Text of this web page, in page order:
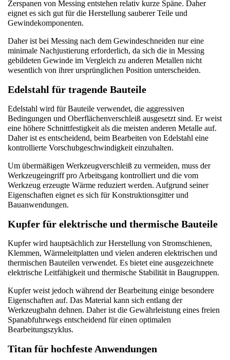
Zerspanen von Messing entstehen relativ kurze Späne. Daher
eignet es sich gut für die Herstellung sauberer Teile und
Gewindekomponenten.
Daher ist bei Messing nach dem Gewindeschneiden nur eine
minimale Nachjustierung erforderlich, da sich die in Messing
gebildeten Gewinde im Vergleich zu anderen Metallen nicht
wesentlich von ihrer ursprünglichen Position unterscheiden.
Edelstahl für tragende Bauteile
Edelstahl wird für Bauteile verwendet, die aggressiven
Bedingungen und Oberflächenverschleiß ausgesetzt sind. Er weist
eine höhere Schnittfestigkeit als die meisten anderen Metalle auf.
Daher ist es entscheidend, beim Bearbeiten von Edelstahl eine
kontrollierte Vorschubgeschwindigkeit einzuhalten.
Um übermäßigen Werkzeugverschleiß zu vermeiden, muss der
Werkzeugeingriff pro Arbeitsgang kontrolliert und die vom
Werkzeug erzeugte Wärme reduziert werden. Aufgrund seiner
Eigenschaften eignet es sich für Konstruktionsgitter und
Bauanwendungen.
Kupfer für elektrische und thermische Bauteile
Kupfer wird hauptsächlich zur Herstellung von Stromschienen,
Klemmen, Wärmeleitplatten und vielen anderen elektrischen und
thermischen Bauteilen verwendet. Es bietet eine ausgezeichnete
elektrische Leitfähigkeit und thermische Stabilität in Baugruppen.
Kupfer weist jedoch während der Bearbeitung einige besondere
Eigenschaften auf. Das Material kann sich entlang der
Werkzeugbahn dehnen. Daher ist die Gewährleistung eines freien
Spanabfuhrwegs entscheidend für einen optimalen
Bearbeitungszyklus.
Titan für hochfeste Anwendungen